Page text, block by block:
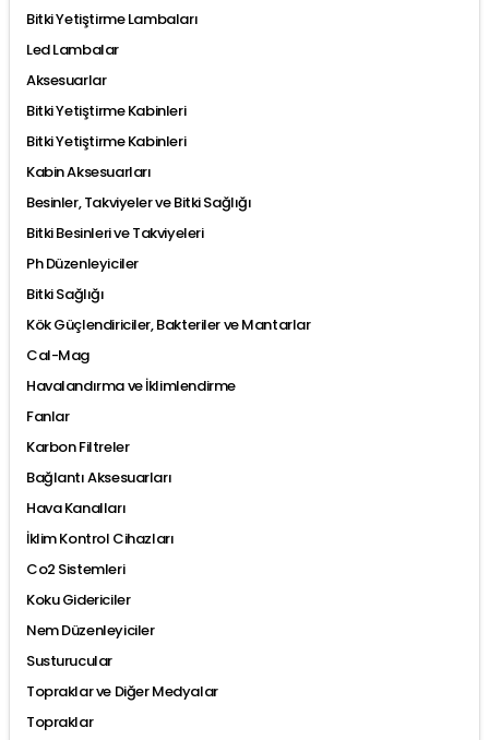
Bitki Yetiştirme Lambaları
Led Lambalar
Aksesuarlar
Bitki Yetiştirme Kabinleri
Bitki Yetiştirme Kabinleri
Kabin Aksesuarları
Besinler, Takviyeler ve Bitki Sağlığı
Bitki Besinleri ve Takviyeleri
Ph Düzenleyiciler
Bitki Sağlığı
Kök Güçlendiriciler, Bakteriler ve Mantarlar
Cal-Mag
Havalandırma ve İklimlendirme
Fanlar
Karbon Filtreler
Bağlantı Aksesuarları
Hava Kanalları
İklim Kontrol Cihazları
Co2 Sistemleri
Koku Gidericiler
Nem Düzenleyiciler
Susturucular
Topraklar ve Diğer Medyalar
Topraklar